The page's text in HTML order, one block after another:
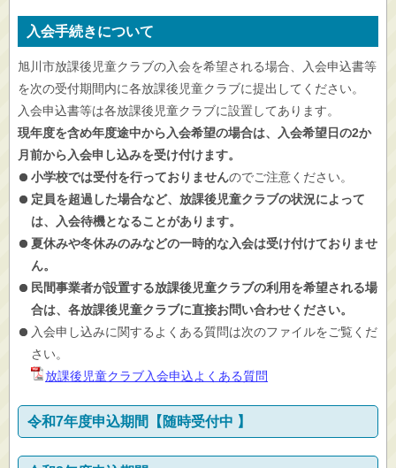
入会手続きについて
旭川市放課後児童クラブの入会を希望される場合、入会申込書等
を次の受付期間内に各放課後児童クラブに提出してください。
入会申込書等は各放課後児童クラブに設置してあります。
現年度を含め年度途中から入会希望の場合は、入会希望日の2か
月前から入会申し込みを受け付けます。
小学校では受付を行っておりませんのでご注意ください。
定員を超過した場合など、放課後児童クラブの状況によって
は、入会待機となることがあります。
夏休みや冬休みのみなどの一時的な入会は受け付けておりませ
ん。
民間事業者が設置する放課後児童クラブの利用を希望される場
合は、各放課後児童クラブに直接お問い合わせください。
入会申し込みに関するよくある質問は次のファイルをご覧くだ
さい。
放課後児童クラブ入会申込よくある質問
令和7年度申込期間【随時受付中 】